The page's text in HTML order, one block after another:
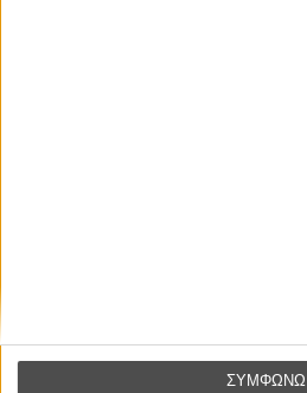
ΣΥΜΦΩΝΩ
Θέλω να λαμβάνω τα newsletter σας.